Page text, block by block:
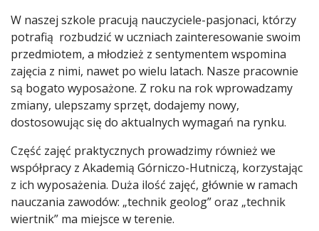
W naszej szkole pracują nauczyciele-pasjonaci, którzy
potrafią rozbudzić w uczniach zainteresowanie swoim
przedmiotem, a młodzież z sentymentem wspomina
zajęcia z nimi, nawet po wielu latach. Nasze pracownie
są bogato wyposażone. Z roku na rok wprowadzamy
zmiany, ulepszamy sprzęt, dodajemy nowy,
dostosowując się do aktualnych wymagań na rynku.
Część zajęć praktycznych prowadzimy również we
współpracy z Akademią Górniczo-Hutniczą, korzystając
z ich wyposażenia. Duża ilość zajęć, głównie w ramach
nauczania zawodów: „technik geolog” oraz „technik
wiertnik” ma miejsce w terenie.